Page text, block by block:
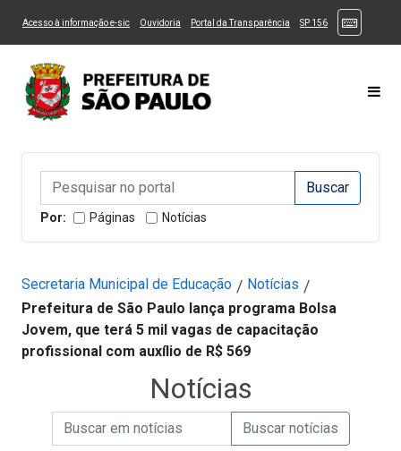
Ir ao Conteúdo Ir para menu principal Ir para busca 3
Alternar Alto Contraste
Acesso à informação e-sic(Link para um novo sítio)
Ouvidoria (Link para um novo sítio)
Portal da Transparência (Link para um novo sítio)
SP 156(Link para um
Campo de Busca de informações
Campo de Busca de informações Enviar a Busca
Por: Páginas Notícias
Secretaria Municipal de Educação / Notícias /
Prefeitura de São Paulo lança programa Bolsa
Jovem, que terá 5 mil vagas de capacitação
profissional com auxílio de R$ 569
Notícias
Campo de Busca de Notícias
Campo de Busca de informaçõesEnviar a Busca de Notícias